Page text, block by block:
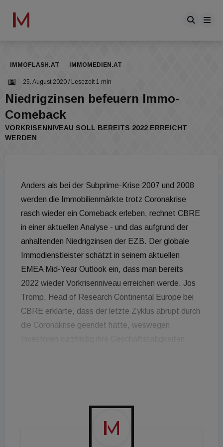
IMMOFLASH.AT IMMOMEDIEN.AT
25. August 2020 / Lesezeit 1 min
Niedrigzinsen befeuern Immo-
Comeback
VORKRISENNIVEAU SOLL BEREITS 2022 ERREICHT
WERDEN
Anders als bei der Subprime-Krise 2007 und 2008
werden die Immobilienmärkte trotz Coronakrise
rasch wieder ein Comeback erleben, rechnet CBRE
in einer aktuellen Analyse - und das aufgrund der
anhaltenden Niedrigzinsen der EZB. Der globale
Immodienstleister schätzt in seinem aktuellen
EMEA Mid-Year Outlook ein, dass man bereits
2022 wieder Vorkrisenniveau erreichen werde. Jos
Tromp, Head of Research Continental Europe bei
CBRE erklärte, dass der letzte Zyklus abrupt durch
die Coronakrise geendet hatte, weswegen
Damit sind besonders Logistik- und
Wohnimmobilien gemeint, während die
Herausforderungen für Einzelhandels- und